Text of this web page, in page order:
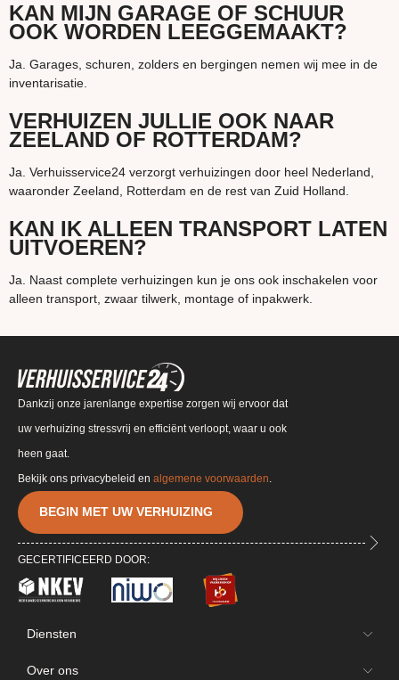
KAN MIJN GARAGE OF SCHUUR
OOK WORDEN LEEGGEMAAKT?
Ja. Garages, schuren, zolders en bergingen nemen wij mee in de
inventarisatie.
VERHUIZEN JULLIE OOK NAAR
ZEELAND OF ROTTERDAM?
Ja. Verhuisservice24 verzorgt verhuizingen door heel Nederland,
waaronder Zeeland, Rotterdam en de rest van Zuid Holland.
KAN IK ALLEEN TRANSPORT LATEN
UITVOEREN?
Ja. Naast complete verhuizingen kun je ons ook inschakelen voor
alleen transport, zwaar tilwerk, montage of inpakwerk.
Dankzij onze jarenlange expertise zorgen wij ervoor dat
uw verhuizing stressvrij en efficiënt verloopt, waar u ook
heen gaat.
BEGIN MET UW VERHUIZING
GECERTIFICEERD DOOR:
Diensten
Over ons
Bekijk ons privacybeleid en algemene voorwaarden.